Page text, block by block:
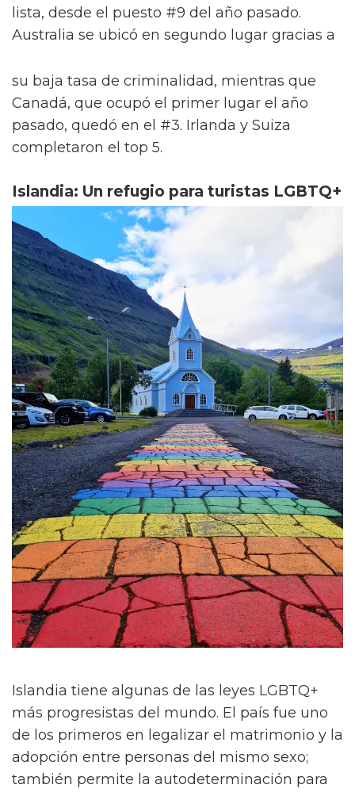
lista, desde el puesto #9 del año pasado.
Australia se ubicó en segundo lugar gracias a
su baja tasa de criminalidad, mientras que
Canadá, que ocupó el primer lugar el año
pasado, quedó en el #3. Irlanda y Suiza
completaron el top 5.
Islandia: Un refugio para turistas LGBTQ+
Islandia tiene algunas de las leyes LGBTQ+
más progresistas del mundo. El país fue uno
de los primeros en legalizar el matrimonio y la
adopción entre personas del mismo sexo;
también permite la autodeterminación para